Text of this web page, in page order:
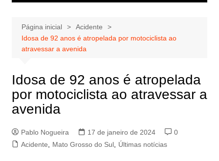
Página inicial
Acidente
Idosa de 92 anos é atropelada por motociclista ao
atravessar a avenida
Idosa de 92 anos é atropelada
por motociclista ao atravessar a
avenida
Pablo Nogueira 17 de janeiro de 2024
0
Acidente
Mato Grosso do Sul, Últimas notícias